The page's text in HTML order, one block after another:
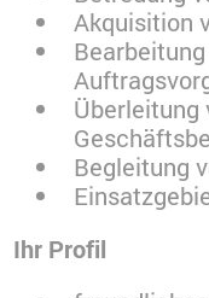
Akquisition
Überleitung
Begleitung
Ihr Profil